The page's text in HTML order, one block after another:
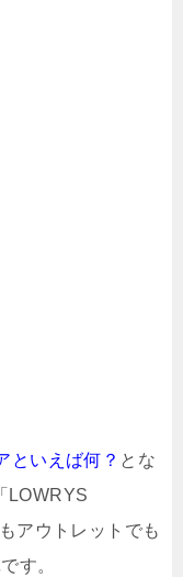
といえば何？ とな
LOWRYS
アウトレットでも
す。